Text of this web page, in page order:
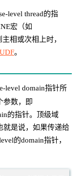
level thread的指
宏（如
相或次相上时，
UDF。
level domain指针所
参数，即
的指针。顶级域
就是说，如果传递给
的domain指针，